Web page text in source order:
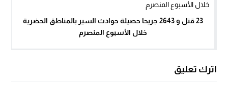
23 قتل و 2643 جريحا حصيلة حوادث السير بالمناطق الحضرية
‏خلال الأسبوع المنصرم
اترك تعليق